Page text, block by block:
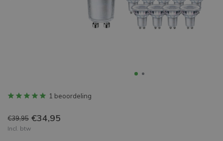
1 beoordeling
€39,95 €34,95
Incl. btw